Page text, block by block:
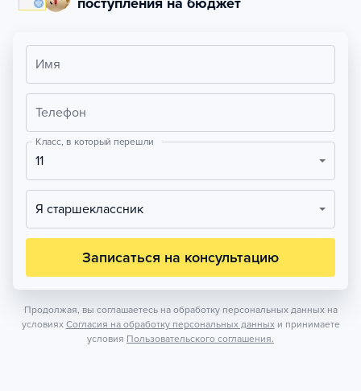
Имя
Телефон
Класс, в который перешли
11
Я старшеклассник
Записаться на консультацию
Продолжая, вы соглашаетесь на обработку персональных данных на
условиях Согласия на обработку персональных данных и принимаете
условия Пользовательского соглашения.